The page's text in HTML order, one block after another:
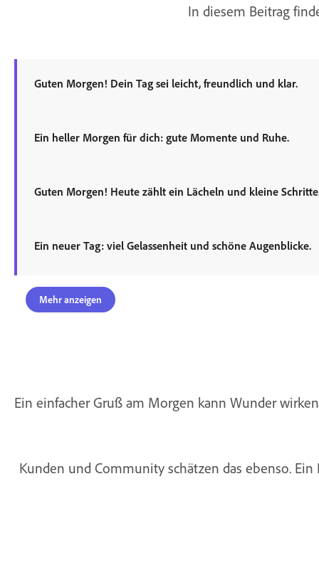
In diesem Beitrag
Guten Morgen! Dein Tag sei leicht, freundlich und klar.
Ein heller Morgen für dich: gute Momente und Ruhe.
Guten Morgen! Heute zählt ein Lächeln und kleine
Ein neuer Tag: viel Gelassenheit und schöne Augenblicke.
Mehr anzeigen
Ein einfacher Gruß am Morgen kann Wunder
Kunden und Community schätzen das ebenso.